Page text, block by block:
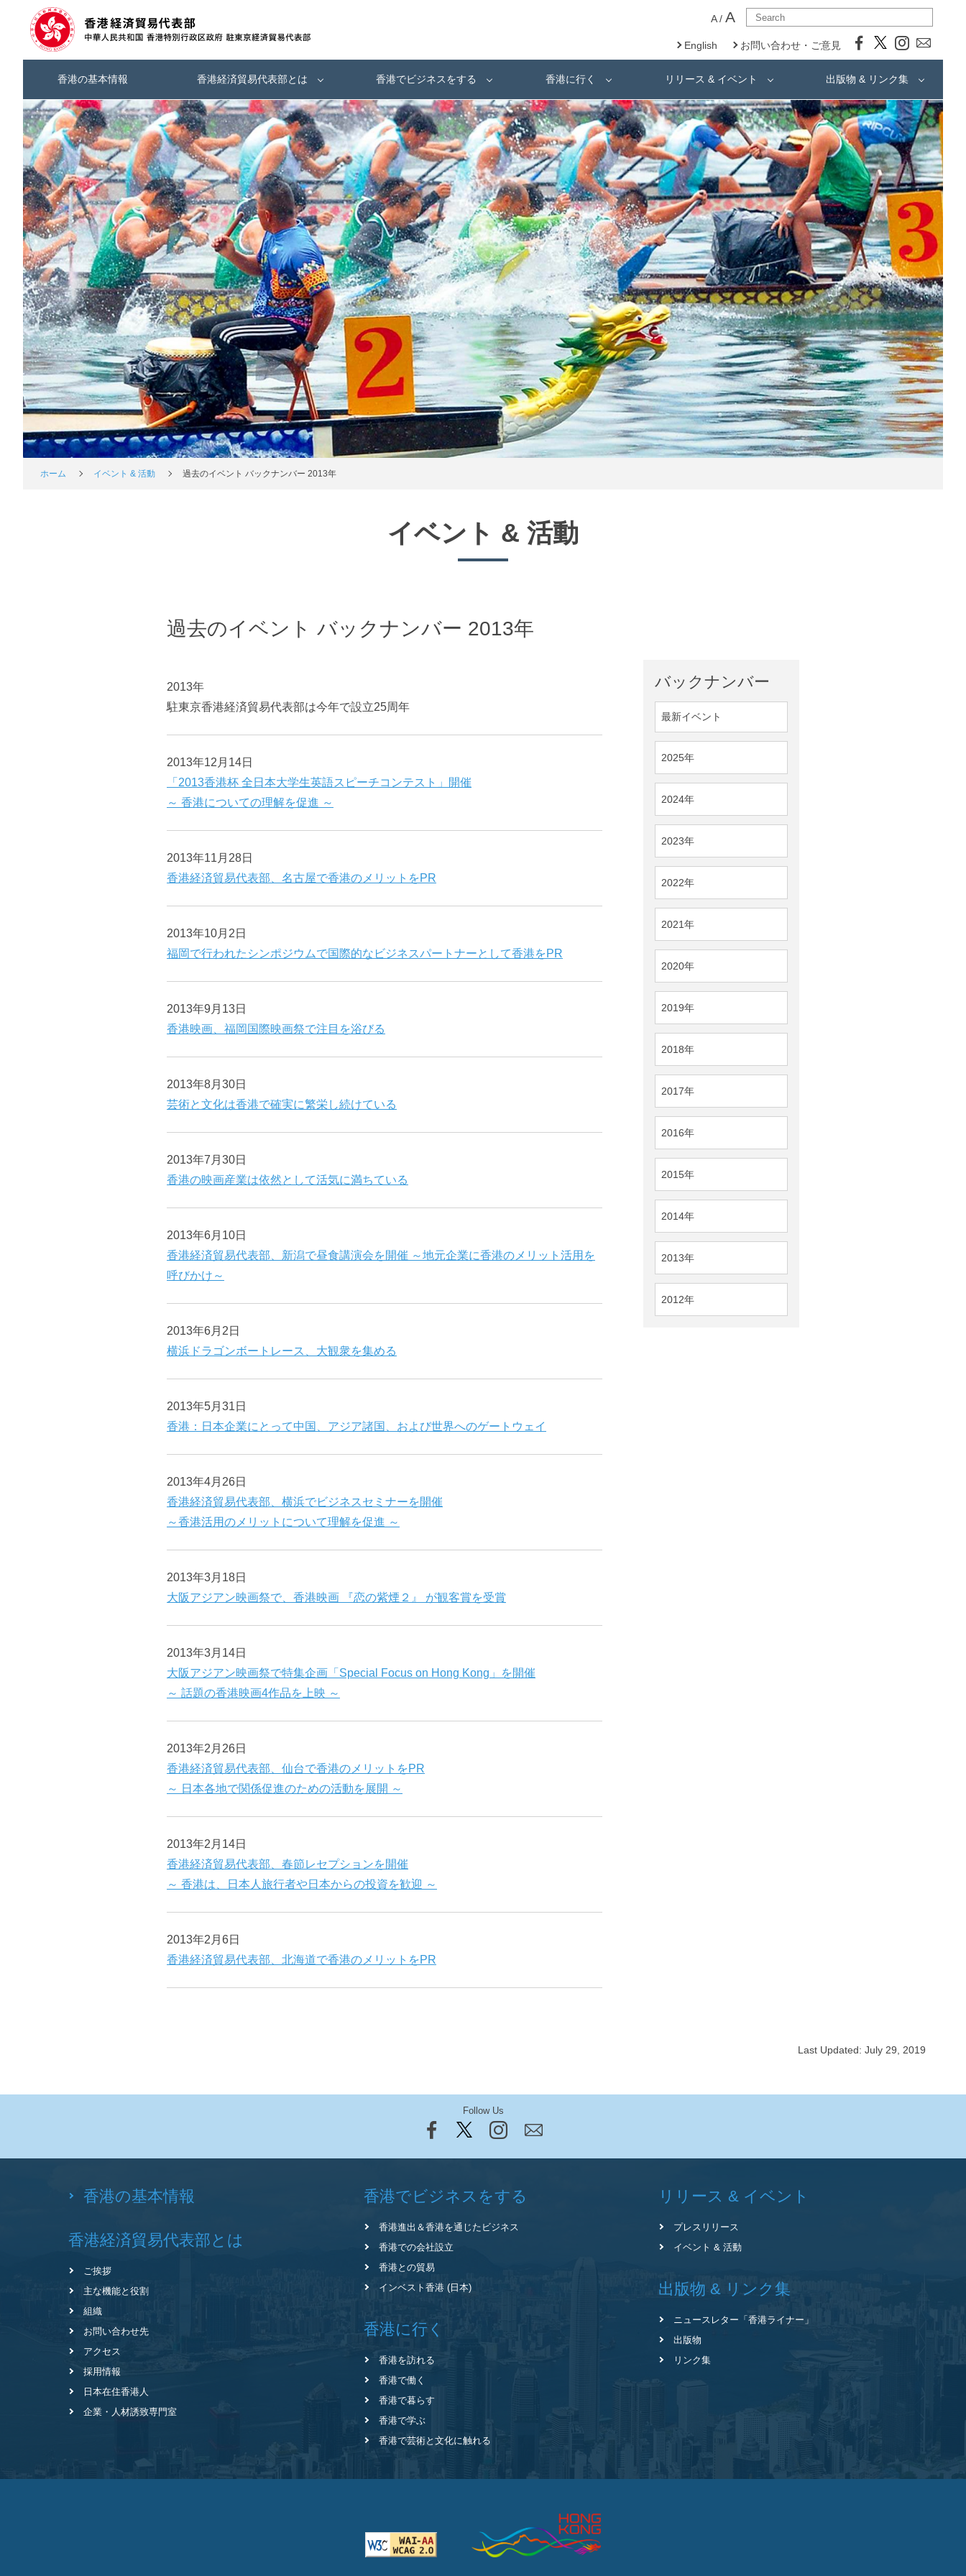
A/ A
English お問い合わせ・ご意見
香港の基本情報 香港経済貿易代表部とは 香港でビジネスをする 香港に行く リリース & イベント 出版物 & リンク集
ホーム イベント & 活動 過去のイベント バックナンバー 2013年
イベント & 活動
過去のイベント バックナンバー 2013年
バックナンバー
最新イベント
2025年
2024年
2023年
2022年
2021年
2020年
2019年
2018年
2017年
2016年
2015年
2014年
2013年
2012年
2013年
駐東京香港経済貿易代表部は今年で設立25周年
2013年12月14日
「2013香港杯 全日本大学生英語スピーチコンテスト」開催
～ 香港についての理解を促進 ～
2013年11月28日
香港経済貿易代表部、名古屋で香港のメリットをPR
2013年10月2日
福岡で行われたシンポジウムで国際的なビジネスパートナーとして香港をPR
2013年9月13日
香港映画、福岡国際映画祭で注目を浴びる
2013年8月30日
芸術と文化は香港で確実に繁栄し続けている
2013年7月30日
香港の映画産業は依然として活気に満ちている
2013年6月10日
香港経済貿易代表部、新潟で昼食講演会を開催 ～地元企業に香港のメリット活用を
呼びかけ～
2013年6月2日
横浜ドラゴンボートレース、大観衆を集める
2013年5月31日
香港：日本企業にとって中国、アジア諸国、および世界へのゲートウェイ
2013年4月26日
香港経済貿易代表部、横浜でビジネスセミナーを開催
～香港活用のメリットについて理解を促進 ～
2013年3月18日
大阪アジアン映画祭で、香港映画 『恋の紫煙２』 が観客賞を受賞
2013年3月14日
大阪アジアン映画祭で特集企画「Special Focus on Hong Kong」を開催
～ 話題の香港映画4作品を上映 ～
2013年2月26日
香港経済貿易代表部、仙台で香港のメリットをPR
～ 日本各地で関係促進のための活動を展開 ～
2013年2月14日
香港経済貿易代表部、春節レセプションを開催
～ 香港は、日本人旅行者や日本からの投資を歓迎 ～
2013年2月6日
香港経済貿易代表部、北海道で香港のメリットをPR
Last Updated: July 29, 2019
Follow Us
香港の基本情報
香港経済貿易代表部とは
ご挨拶
主な機能と役割
組織
お問い合わせ先
アクセス
採用情報
日本在住香港人
企業・人材誘致専門室
香港でビジネスをする
香港進出＆香港を通じたビジネス
香港での会社設立
香港との貿易
インベスト香港 (日本)
香港に行く
香港を訪れる
香港で働く
香港で暮らす
香港で学ぶ
香港で芸術と文化に触れる
リリース & イベント
プレスリリース
イベント & 活動
出版物 & リンク集
ニュースレター 「香港ライナー」
出版物
リンク集